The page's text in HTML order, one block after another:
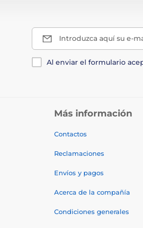
Introduzca aquí su e-
Al enviar el formulario
Más información
Contactos
Reclamaciones
Envíos y pagos
Acerca de la compañía
Condiciones generales